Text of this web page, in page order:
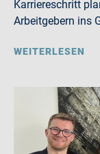
Karriereschritt
Arbeitgebern ins
WEITERLESEN